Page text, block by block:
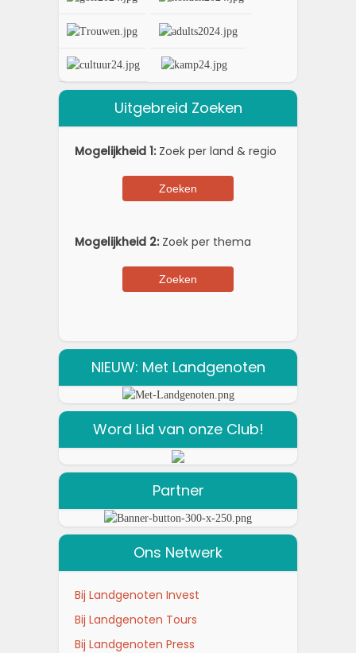
Uitgebreid Zoeken
Mogelijkheid 1:Zoek per land & regio
Mogelijkheid 2:Zoek per thema
NIEUW: Met Landgenoten
Word Lid van onze Club!
Partner
Ons Netwerk
Bij Landgenoten Invest
Bij Landgenoten Tours
Bij Landgenoten Press